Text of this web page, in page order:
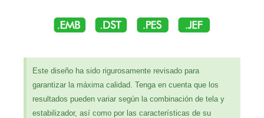
Este diseño ha sido rigurosamente revisado para
garantizar la máxima calidad. Tenga en cuenta que los
resultados pueden variar según la combinación de tela y
estabilizador, así como por las características de su